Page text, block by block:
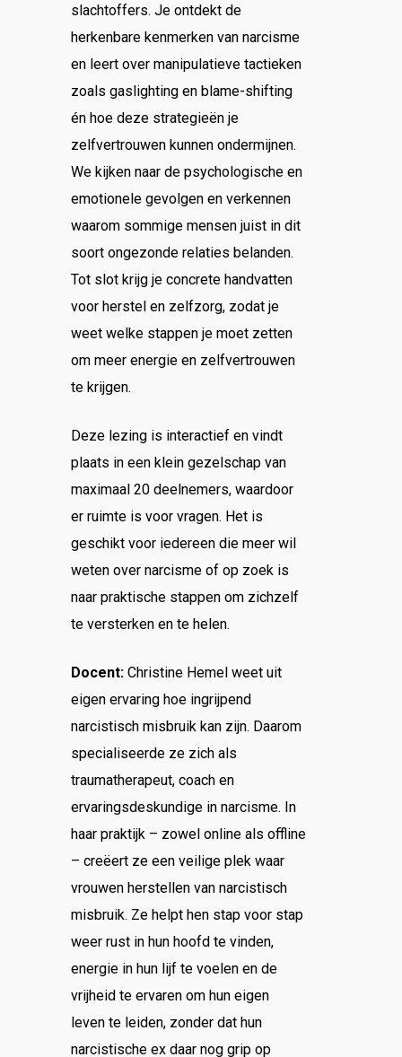
slachtoffers. Je ontdekt de
herkenbare kenmerken van narcisme
en leert over manipulatieve tactieken
zoals gaslighting en blame-shifting
én hoe deze strategieën je
zelfvertrouwen kunnen ondermijnen.
We kijken naar de psychologische en
emotionele gevolgen en verkennen
waarom sommige mensen juist in dit
soort ongezonde relaties belanden.
Tot slot krijg je concrete handvatten
voor herstel en zelfzorg, zodat je
weet welke stappen je moet zetten
om meer energie en zelfvertrouwen
te krijgen.
Deze lezing is interactief en vindt
plaats in een klein gezelschap van
maximaal 20 deelnemers, waardoor
er ruimte is voor vragen. Het is
geschikt voor iedereen die meer wil
weten over narcisme of op zoek is
naar praktische stappen om zichzelf
te versterken en te helen.
Docent: Christine Hemel weet uit
eigen ervaring hoe ingrijpend
narcistisch misbruik kan zijn. Daarom
specialiseerde ze zich als
traumatherapeut, coach en
ervaringsdeskundige in narcisme. In
haar praktijk – zowel online als offline
– creëert ze een veilige plek waar
vrouwen herstellen van narcistisch
misbruik. Ze helpt hen stap voor stap
weer rust in hun hoofd te vinden,
energie in hun lijf te voelen en de
vrijheid te ervaren om hun eigen
leven te leiden, zonder dat hun
narcistische ex daar nog grip op